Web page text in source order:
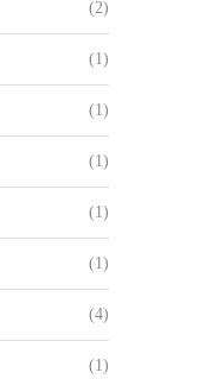
(2)
(1)
(1)
(1)
(1)
(1)
(4)
(1)